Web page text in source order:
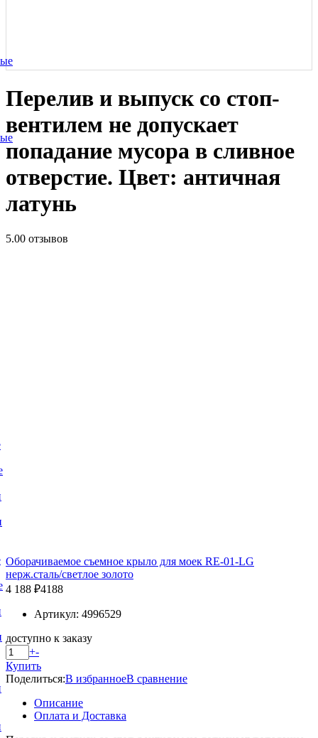
Перелив и выпуск со стоп-
вентилем не допускает
попадание мусора в сливное
отверстие. Цвет: античная
латунь
5.00 отзывов
Оборачиваемое съемное крыло для моек RE-01-LG
нерж.сталь/светлое золото
4 188 ₽4188
Артикул: 4996529
доступно к заказу
+-
Купить
Поделиться:В избранноеВ сравнение
Описание
Оплата и Доставка